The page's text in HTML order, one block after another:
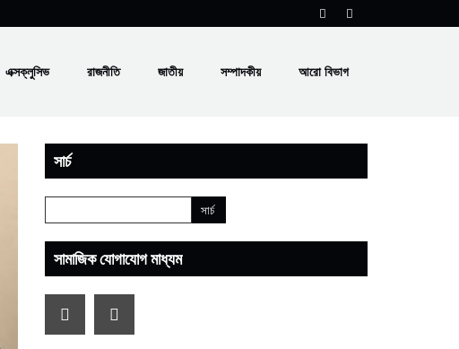
এক্সক্লুসিভ রাজনীতি জাতীয় সম্পাদকীয় আরো বিভাগ
সার্চ
সামাজিক যোগাযোগ মাধ্যম